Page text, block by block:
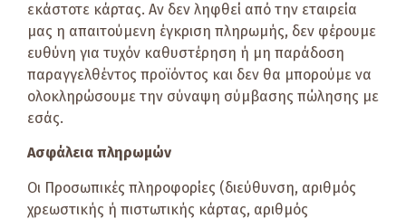
εκάστοτε κάρτας. Αν δεν ληφθεί από την εταιρεία
μας η απαιτούμενη έγκριση πληρωμής, δεν φέρουμε
ευθύνη για τυχόν καθυστέρηση ή μη παράδοση
παραγγελθέντος προϊόντος και δεν θα μπορούμε να
ολοκληρώσουμε την σύναψη σύμβασης πώλησης με
εσάς.
Ασφάλεια πληρωμών
Οι Προσωπικές πληροφορίες (διεύθυνση, αριθμός
χρεωστικής ή πιστωτικής κάρτας, αριθμός